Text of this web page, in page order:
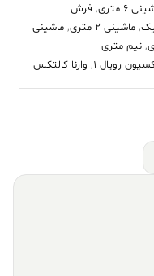
6 متری
, فرش
, ماشینی 2 متری , ماشینی
, نیم متری
رویال 1 , وارنا کالتکس